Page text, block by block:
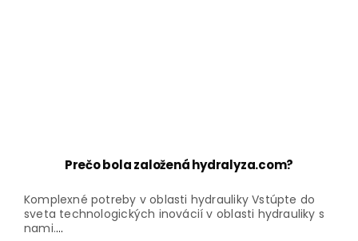
Prečo bola založená hydralyza.com?
Komplexné potreby v oblasti hydrauliky Vstúpte do
sveta technologických inovácií v oblasti hydrauliky s
nami....